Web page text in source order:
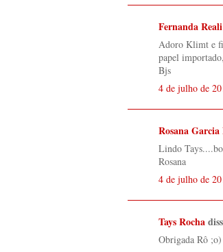
Fernanda Reali
Adoro Klimt e
papel
Bjs
4 de julho de
Rosana Garcia
Lindo
Rosana
4 de julho de
Tays Rocha
Obrigada Rô